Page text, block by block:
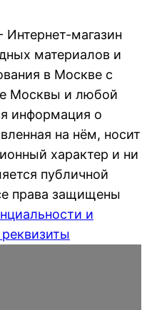
магазин
материалов и
в Москве с
Москвы и любой
информация о
на нём, носит
характер и ни
публичной
права защищены
и